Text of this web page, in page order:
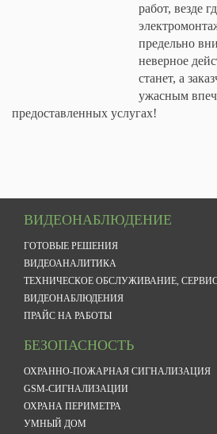
работ, везде
предельно
неверное
станет, а
ужасным
предоставленных услугах!
ВИДЕОНАБЛЮДЕНИЕ
ГОТОВЫЕ РЕШЕНИЯ
ВИДЕОАНАЛИТИКА
ТЕХНИЧЕСКОЕ ОБСЛУЖИВАНИЕ,
ВИДЕОНАБЛЮДЕНИЯ
ПРАЙС НА РАБОТЫ
БЕЗОПАСНОСТЬ
ОХРАННО-ПОЖАРНАЯ СИГНАЛИЗАЦИЯ
GSM-СИГНАЛИЗАЦИИ
ОХРАНА ПЕРИМЕТРА
УМНЫЙ ДОМ